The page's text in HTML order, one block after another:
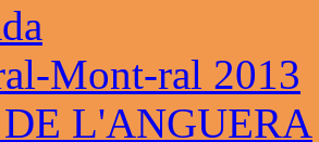
Mont-ral 2013
L'ANGUERA